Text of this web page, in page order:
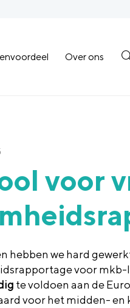
Over ons
voor
hebben we hard
voor mkb-
te voldoen aan de
voor het midden- en